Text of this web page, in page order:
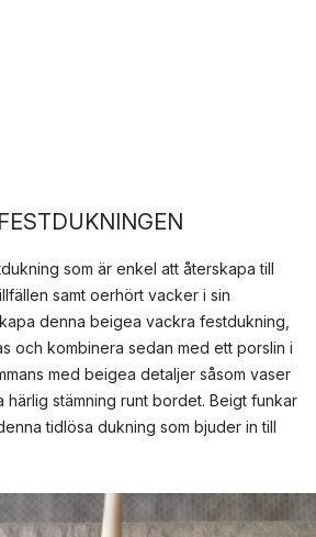
som är enkel att återskapa till
samt oerhört vacker i sin
denna beigea vackra festdukning,
och kombinera sedan med ett porslin i
med beigea detaljer såsom vaser
härlig stämning runt bordet. Beigt funkar
tidlösa dukning som bjuder in till